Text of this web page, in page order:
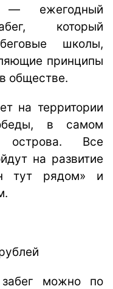
— ежегодный
который
школы,
принципы
обществе.
на территории
в самом
острова. Все
на развитие
тут рядом» и
забег можно по